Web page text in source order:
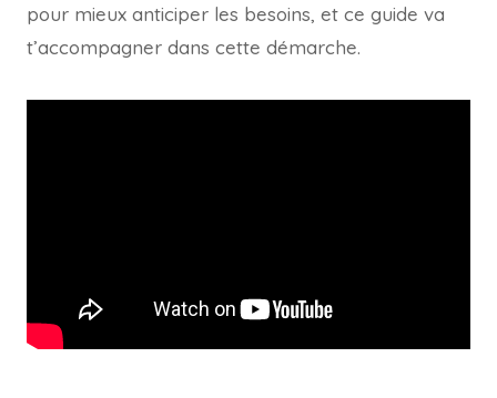
pour mieux anticiper les besoins, et ce guide va
t’accompagner dans cette démarche.